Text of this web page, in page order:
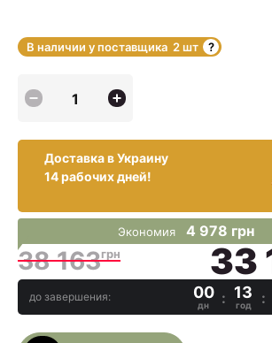
В наличии у поставщика 2 шт
Доставка в Украину
14 рабочих дней!
Экономия 4 978 грн
38 163грн 33
до завершения: 00
дн
13
год